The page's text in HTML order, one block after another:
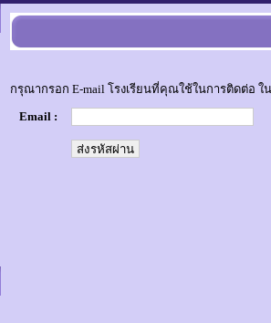
กรุณากรอก E-mail โรงเรียนที่คุณใช้ในการติดต่อ ใ
Email :